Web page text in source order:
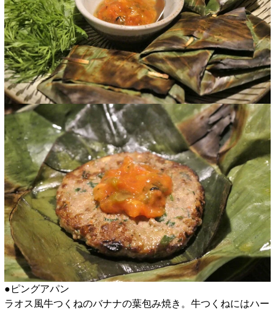
●ピングアパン
ラオス風牛つくねのバナナの葉包み焼き。牛つくねにはハー